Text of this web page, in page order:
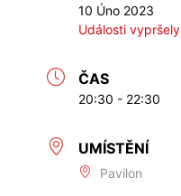
10 Úno 2023
Události vypršely
ČAS
20:30 - 22:30
UMÍSTĚNÍ
Pavilon